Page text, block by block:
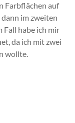
Farbflächen auf
dann im zweiten
Fall habe ich mir
da ich mit zwei
wollte.